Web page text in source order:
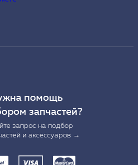
помощь
запчастей?
запрос на подбор
и аксессуаров →